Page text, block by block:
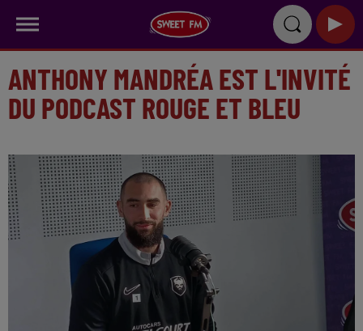
ANTHONY MANDRÉA EST L'INVITÉ
DU PODCAST ROUGE ET BLEU